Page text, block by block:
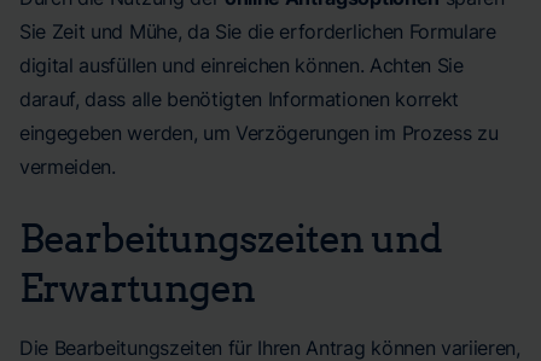
Sie Zeit und Mühe, da Sie die erforderlichen Formulare
digital ausfüllen und einreichen können. Achten Sie
darauf, dass alle benötigten Informationen korrekt
eingegeben werden, um Verzögerungen im Prozess zu
vermeiden.
Bearbeitungszeiten und
Erwartungen
Die Bearbeitungszeiten für Ihren Antrag können variieren,